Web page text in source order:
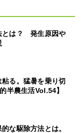
とは？ 発生原因や
粘る。猛暑を乗り切
半農生活Vol.54】
な駆除方法とは。